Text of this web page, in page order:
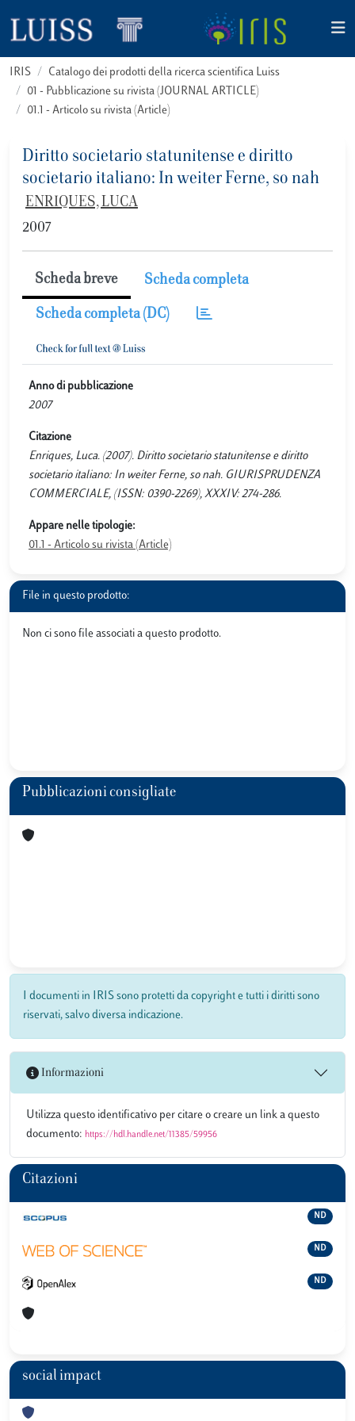
IRIS
Catalogo dei prodotti della ricerca scientifica Luiss
01 - Pubblicazione su rivista (JOURNAL ARTICLE)
01.1 - Articolo su rivista (Article)
Diritto societario statunitense e diritto
societario italiano: In weiter Ferne, so nah
ENRIQUES, LUCA
2007
Scheda breve Scheda completa
Scheda completa (DC)
Anno di pubblicazione
2007
Citazione
Enriques, Luca. (2007). Diritto societario statunitense e diritto
societario italiano: In weiter Ferne, so nah. GIURISPRUDENZA
COMMERCIALE, (ISSN: 0390-2269), XXXIV: 274-286.
Appare nelle tipologie:
01.1 - Articolo su rivista (Article)
File in questo prodotto:
Non ci sono file associati a questo prodotto.
Pubblicazioni consigliate
I documenti in IRIS sono protetti da copyright e tutti i diritti sono
riservati, salvo diversa indicazione.
Informazioni
Utilizza questo identificativo per citare o creare un link a questo
documento: https://hdl.handle.net/11385/59956
Citazioni
ND
ND
ND
social impact